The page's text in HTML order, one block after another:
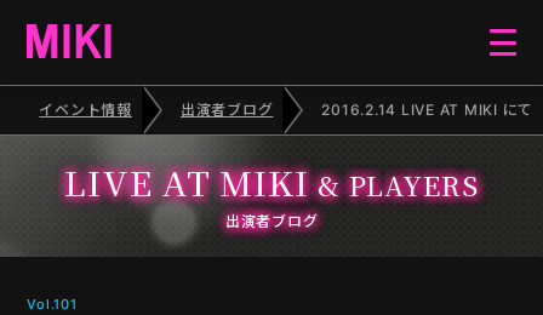
イベント情報 出演者ブログ 2016.2.14 LIVE AT MIKI にて
LIVE AT MIKI& PLAYERS
出演者ブログ
Vol.101